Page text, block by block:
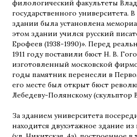
филологический факультеты
государственного университета. В
здании была установлена
этом здании учился русский
Ерофеев (1938-1990)». Перед
1911 году поставили бюст Н. В.
изготовленный московской
годы памятник перенесли в
его месте был открыт бюст
Лебедеву-Полянскому (скульптор
За зданием университета
находится двухэтажное здание из